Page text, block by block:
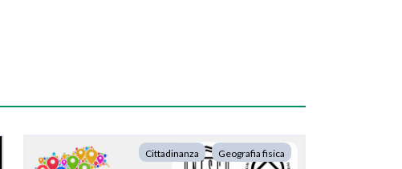
Cittadinanza Geografia fisica